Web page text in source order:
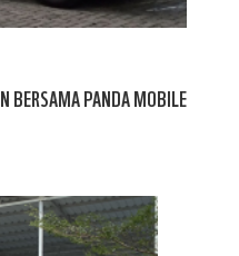
BERSAMA PANDA MOBILE